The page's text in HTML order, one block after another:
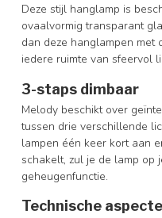
Deze stijl hanglamp is
ovaalvormig transparant
dan deze hanglampen met
iedere ruimte van sfeervol
3-staps dimbaar
Melody beschikt over
tussen drie verschillende
lampen één keer kort aan
schakelt, zul je de lamp op
geheugenfunctie.
Technische